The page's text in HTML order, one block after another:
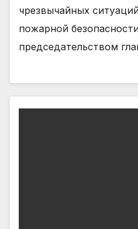
чрезвычайных
пожарной
председательством